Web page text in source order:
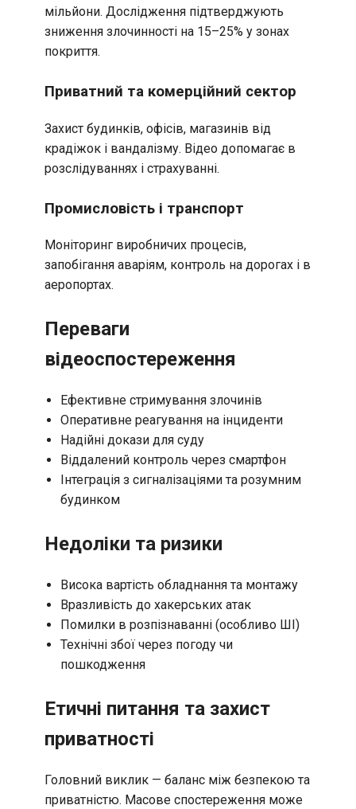
мільйони. Дослідження підтверджують
зниження злочинності на 15–25% у зонах
покриття.
Приватний та комерційний сектор
Захист будинків, офісів, магазинів від
крадіжок і вандалізму. Відео допомагає в
розслідуваннях і страхуванні.
Промисловість і транспорт
Моніторинг виробничих процесів,
запобігання аваріям, контроль на дорогах і в
аеропортах.
Переваги
відеоспостереження
Ефективне стримування злочинів
Оперативне реагування на інциденти
Надійні докази для суду
Віддалений контроль через смартфон
Інтеграція з сигналізаціями та розумним
будинком
Недоліки та ризики
Висока вартість обладнання та монтажу
Вразливість до хакерських атак
Помилки в розпізнаванні (особливо ШІ)
Технічні збої через погоду чи
пошкодження
Етичні питання та захист
приватності
Головний виклик — баланс між безпекою та
приватністю. Масове спостереження може